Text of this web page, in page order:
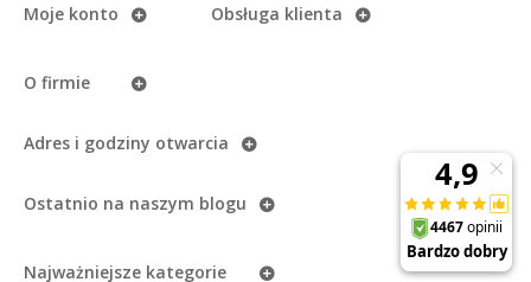
Moje konto
O firmie
Obsługa klienta
Adres i godziny otwarcia
Ostatnio na naszym blogu
Najważniejsze kategorie